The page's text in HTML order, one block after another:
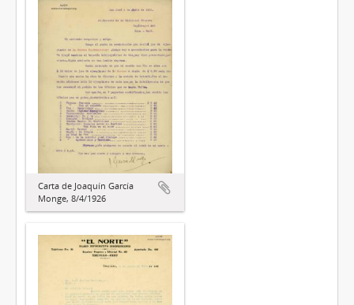
Carta de Joaquín García
Monge, 8/4/1926